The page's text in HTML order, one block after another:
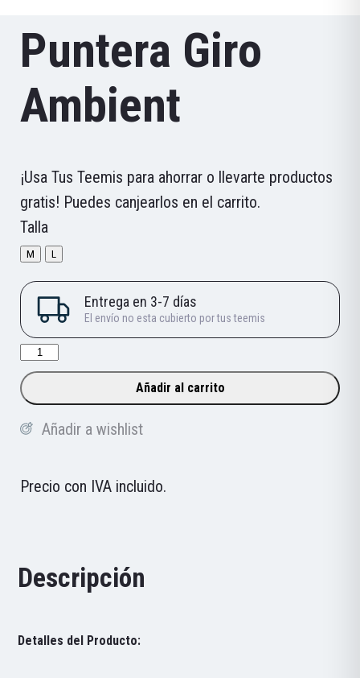
Puntera Giro
Ambient
¡Usa Tus Teemis para ahorrar o llevarte productos
gratis! Puedes canjearlos en el carrito.
Talla
M L
Puntera
Giro
Ambient
cantidad
Añadir al carrito
Añadir a wishlist
Precio con IVA incluido.
Descripción
Detalles del Producto: